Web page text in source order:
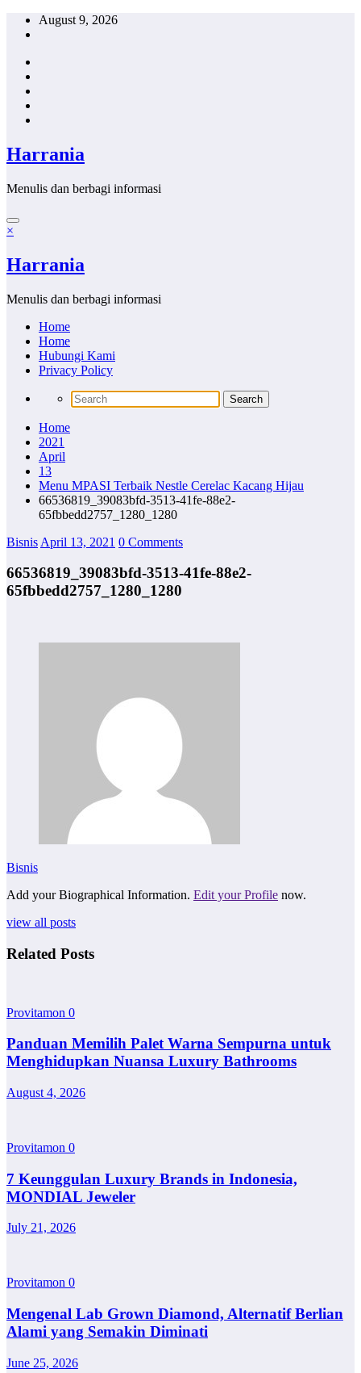
Skip
August 9, 2026
Harrania
Menulis dan berbagi informasi
×
Harrania
Menulis dan berbagi informasi
Home
Home
Hubungi Kami
Privacy Policy
Home
2021
April
13
Menu MPASI Terbaik Nestle Cerelac Kacang Hijau
66536819_39083bfd-3513-41fe-88e2-
65fbbedd2757_1280_1280
Bisnis April 13, 2021 0 Comments
66536819_39083bfd-3513-41fe-88e2-
65fbbedd2757_1280_1280
Bisnis
Add your Biographical Information. Edit your Profile now.
view all posts
Related Posts
Provitamon 0
Panduan Memilih Palet Warna Sempurna untuk
Menghidupkan Nuansa Luxury Bathrooms
August 4, 2026
Provitamon 0
7 Keunggulan Luxury Brands in Indonesia,
MONDIAL Jeweler
July 21, 2026
Provitamon 0
Mengenal Lab Grown Diamond, Alternatif Berlian
Alami yang Semakin Diminati
June 25, 2026